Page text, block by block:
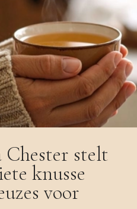
Chester stelt
knusse
voor